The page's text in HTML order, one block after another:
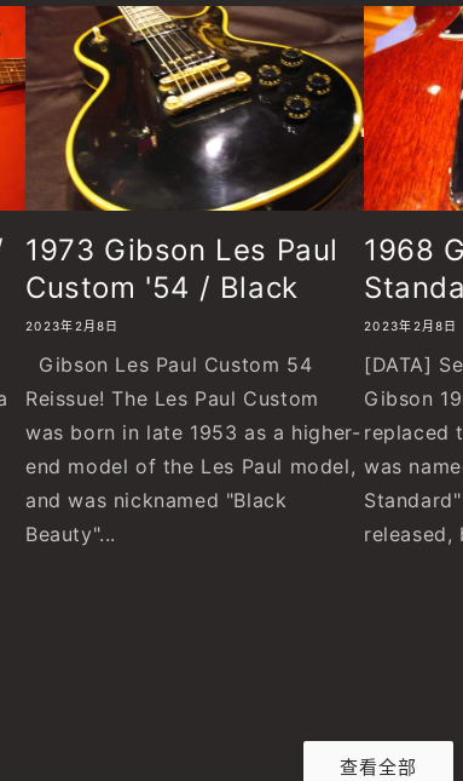
1973 Gibson Les Paul
Custom '54 / Black
2023年2月8日
Gibson Les Paul Custom 54
Reissue! The Les Paul Custom
was born in late 1953 as a higher-
end model of the Les Paul model,
and was nicknamed "Black
Beauty"...
1968
2023年2月8日
[DATA]
Gibson
replaced
was
released,
查看全部